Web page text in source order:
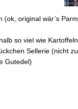
original wär’s
so viel wie
Sellerie (nicht
Gutedel)